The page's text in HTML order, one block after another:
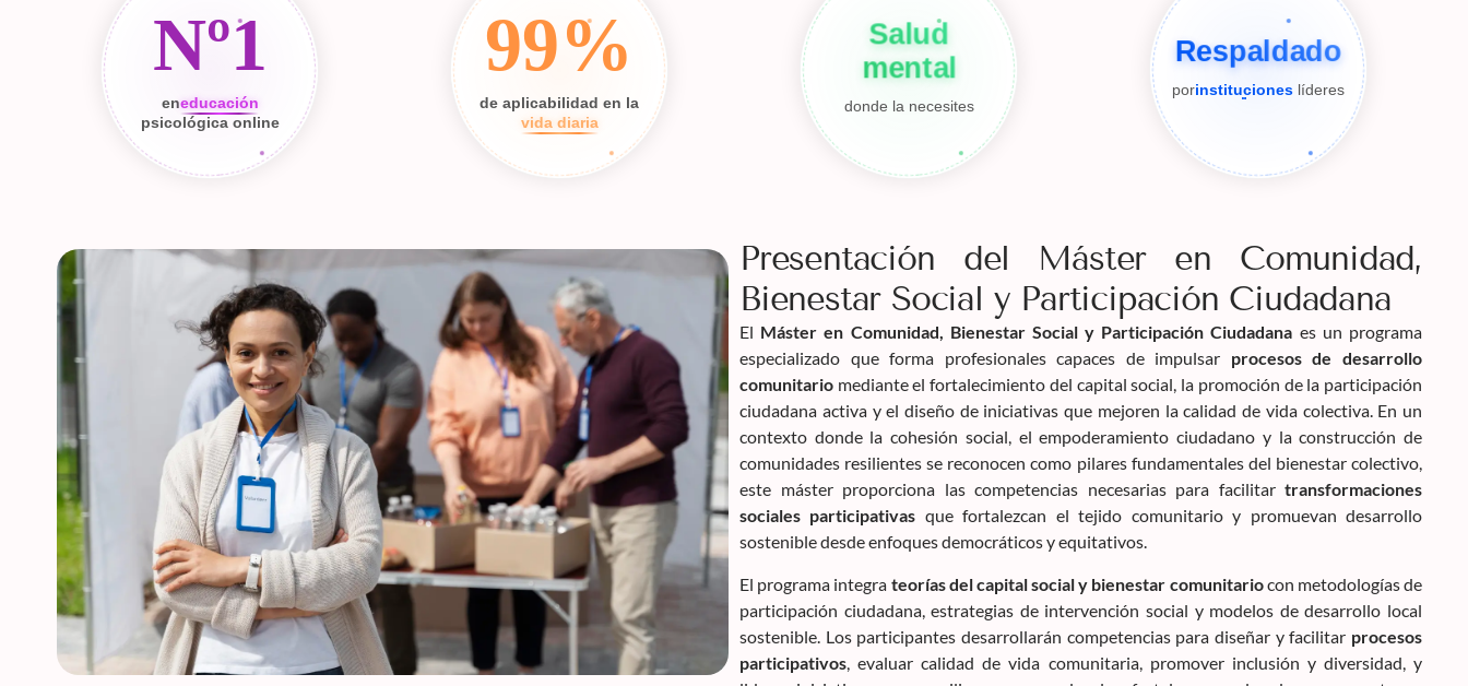
Nº1
eneducación
psicológica online
99%
de aplicabilidad en la
vida diaria
Salud
mental
donde la necesites
Respaldado
porinstituciones líderes
Presentación del Máster en Comunidad,
Bienestar Social y Participación Ciudadana
El Máster en Comunidad, Bienestar Social y Participación Ciudadana es un programa
especializado que forma profesionales capaces de impulsar procesos de desarrollo
comunitario mediante el fortalecimiento del capital social, la promoción de la participación
ciudadana activa y el diseño de iniciativas que mejoren la calidad de vida colectiva. En un
contexto donde la cohesión social, el empoderamiento ciudadano y la construcción de
comunidades resilientes se reconocen como pilares fundamentales del bienestar colectivo,
este máster proporciona las competencias necesarias para facilitar transformaciones
sociales participativas que fortalezcan el tejido comunitario y promuevan desarrollo
sostenible desde enfoques democráticos y equitativos.
El programa integra teorías del capital social y bienestar comunitariocon metodologías de
participación ciudadana, estrategias de intervención social y modelos de desarrollo local
sostenible. Los participantes desarrollarán competencias para diseñar y facilitar procesos
participativos , evaluar calidad de vida comunitaria, promover inclusión y diversidad, y